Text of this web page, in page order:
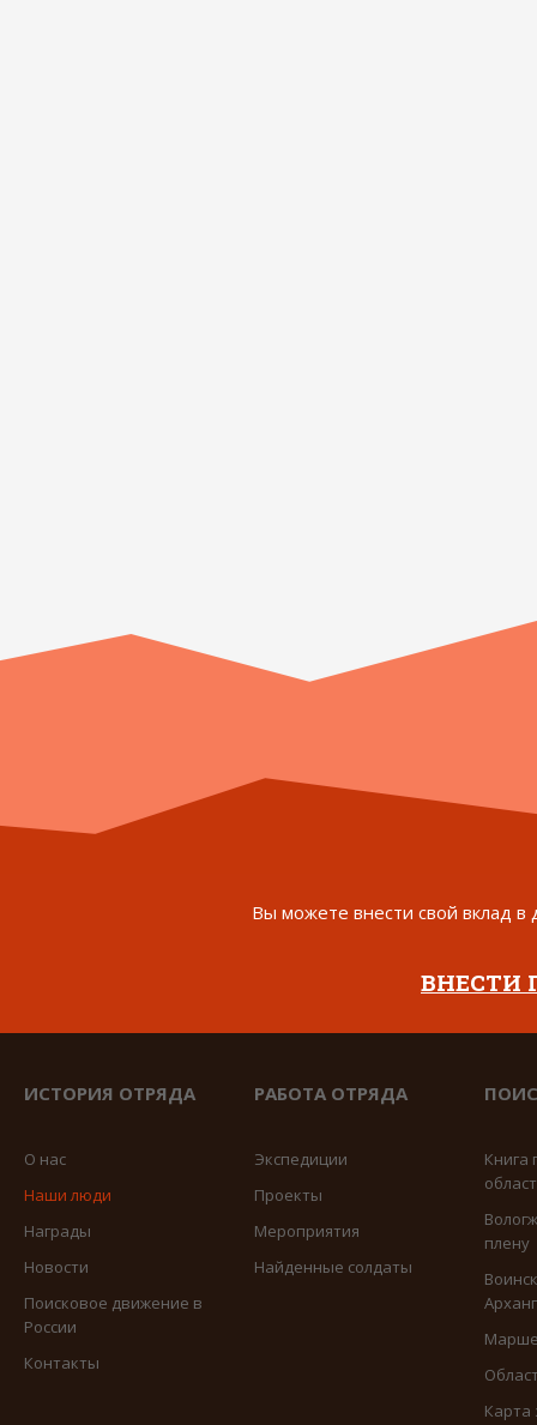
Вы можете внести свой вклад в
ВНЕСТИ
ИСТОРИЯ ОТРЯДА
О нас
Наши люди
Награды
Новости
Поисковое движение в
России
Контакты
РАБОТА ОТРЯДА
Экспедиции
Проекты
Мероприятия
Найденные солдаты
Книга
плену
Карта